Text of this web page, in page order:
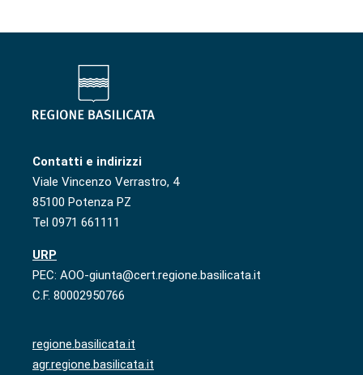
Contatti e indirizzi
Viale Vincenzo Verrastro, 4
85100 Potenza PZ
Tel 0971 661111
URP
PEC: AOO-giunta@cert.regione.basilicata.it
C.F. 80002950766
regione.basilicata.it
agr.regione.basilicata.it